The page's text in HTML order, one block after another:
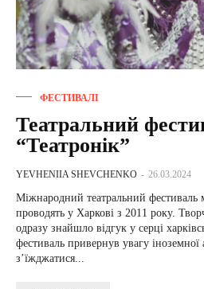
ФЕСТИВАЛІ
Театральний
“Театронік”
YEVHENIIA SHEVCHENKO - 26.03.2024
Міжнародний театральний фестиваль
проводять у Харкові з 2011 року.
одразу знайшло відгук у серці
фестиваль привернув увагу іноземної
з’їжджатися...